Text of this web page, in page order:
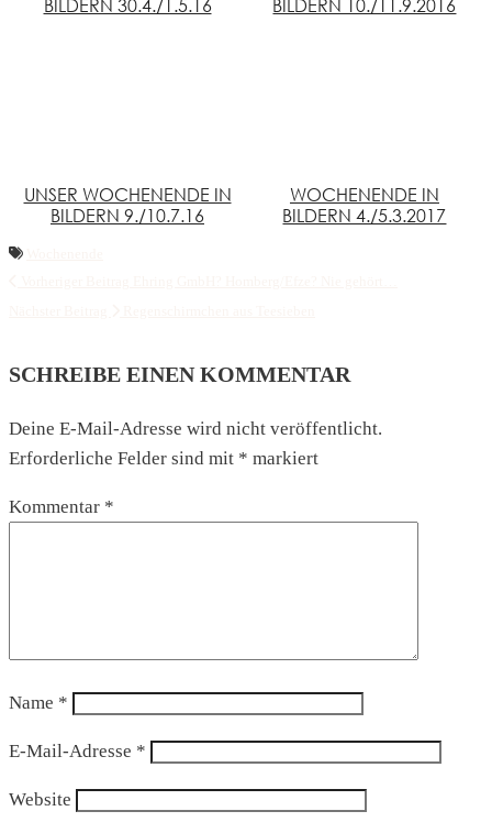
BILDERN 30.4./1.5.16
BILDERN 10./11.9.2016
UNSER WOCHENENDE IN
BILDERN 9./10.7.16
WOCHENENDE IN
BILDERN 4./5.3.2017
SCHREIBE EINEN KOMMENTAR
Deine E-Mail-Adresse wird nicht veröffentlicht.
Erforderliche Felder sind mit * markiert
Kommentar *
Name *
E-Mail-Adresse *
Website